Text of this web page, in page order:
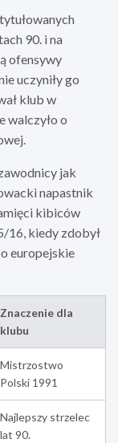
90. i na
ofensywy
uczyniły go
klub w
walczyło o
jak
napastnik
kibiców
16, kiedy zdobył
europejskie
Znaczenie dla
klubu
Mistrzostwo
Polski 1991
Najlepszy strzelec
lat 90.